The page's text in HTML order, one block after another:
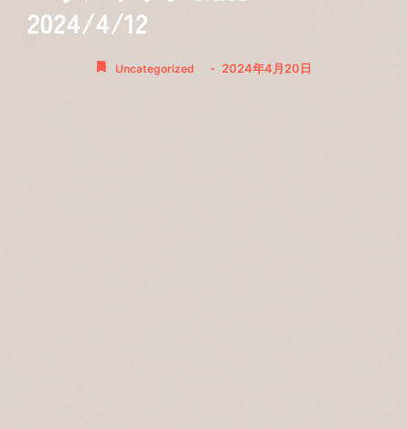
2024/4/12
Uncategorized - 2024年4月20日